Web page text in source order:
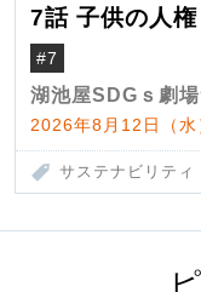
7話 子供の人
#7
湖池屋SDGｓ劇
2026年8月12日（
サステナビリティ